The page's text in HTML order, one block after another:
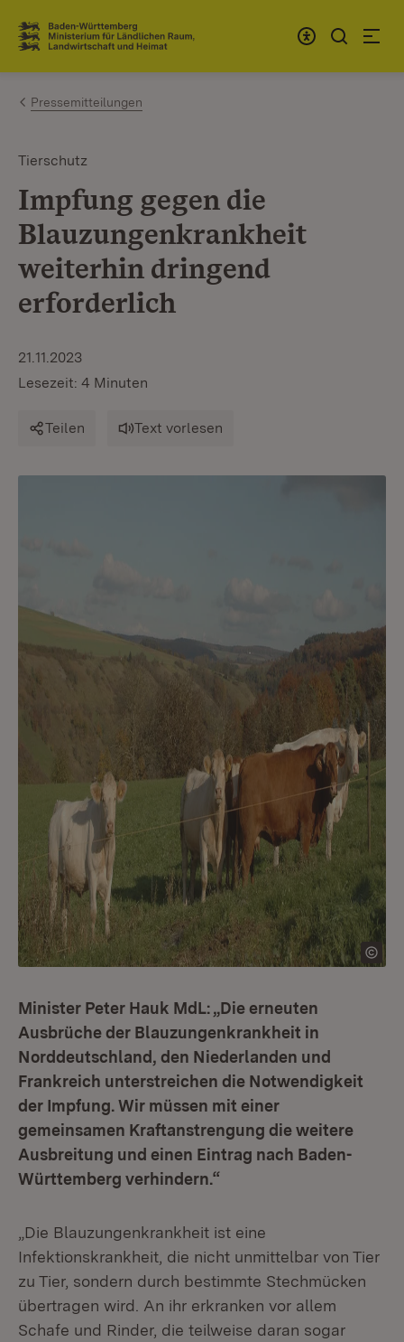
Zum Inhalt springen
Link zur Startseite
Pressemitteilungen
Tierschutz
Impfung gegen die
Blauzungenkrankheit
weiterhin dringend
erforderlich
21.11.2023
Lesezeit: 4 Minuten
Teilen Text vorlesen
Minister Peter Hauk MdL: „Die erneuten
Ausbrüche der Blauzungenkrankheit in
Norddeutschland, den Niederlanden und
Frankreich unterstreichen die Notwendigkeit
der Impfung. Wir müssen mit einer
gemeinsamen Kraftanstrengung die weitere
Ausbreitung und einen Eintrag nach Baden-
Württemberg verhindern.“
„Die Blauzungenkrankheit ist eine
Infektionskrankheit, die nicht unmittelbar von Tier
zu Tier, sondern durch bestimmte Stechmücken
übertragen wird. An ihr erkranken vor allem
Schafe und Rinder, die teilweise daran sogar